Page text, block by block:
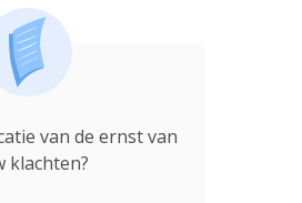
van de ernst van
klachten?